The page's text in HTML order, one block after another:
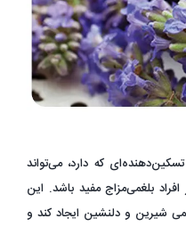
که دارد، می‌تواند
بلغمی‌مزاج مفید باشد. این
شیرین و دلنشین ایجاد کند و